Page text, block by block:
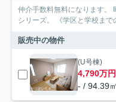
仲介手数料無料になります。
シリーズ。 《学区と
販売中の物件
(U号棟)
4,790万円
- / 94.39